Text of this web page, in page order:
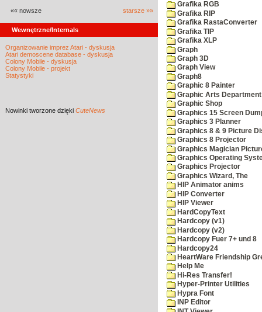
«« nowsze starsze »»
Wewnętrzne/Internals
Organizowanie imprez Atari - dyskusja
Atari demoscene database - dyskusja
Colony Mobile - dyskusja
Colony Mobile - projekt
Statystyki
Nowinki tworzone dzięki CuteNews
Grafika RGB
Grafika RIP
Grafika RastaConverter
Grafika TIP
Grafika XLP
Graph
Graph 3D
Graph View
Graph8
Graphic 8 Painter
Graphic Arts Department
Graphic Shop
Graphics 15 Screen
Graphics 3 Planner
Graphics 8 & 9 Picture
Graphics 8 Projector
Graphics Magician
Graphics Operating
Graphics Projector
Graphics Wizard, The
HIP Animator anims
HIP Converter
HIP Viewer
HardCopyText
Hardcopy (v1)
Hardcopy (v2)
Hardcopy Fuer 7+ und 8
Hardcopy24
HeartWare Friendship
Help Me
Hi-Res Transfer!
Hyper-Printer Utilities
Hypra Font
INP Editor